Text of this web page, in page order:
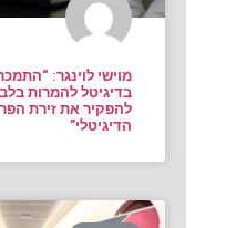
מוישי לוינגר:
בדיגיטל להמרות
להפקיר את זירת
הדיגיטלי”